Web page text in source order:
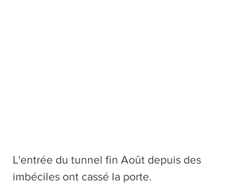
L'entrée du tunnel fin Août depuis des
imbéciles ont cassé la porte.